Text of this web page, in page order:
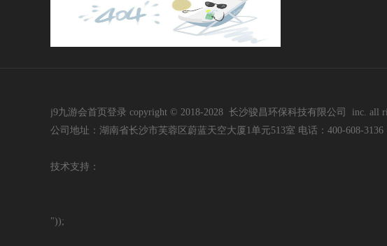
j9九游会首页登录 copyright © 2018-2028 长沙骏昌环保科技有限公司 inc. all
公司地址：湖南省长沙市芙蓉区蔚蓝天空大厦1单元513室 电话：400-608-
技术支持：
"));